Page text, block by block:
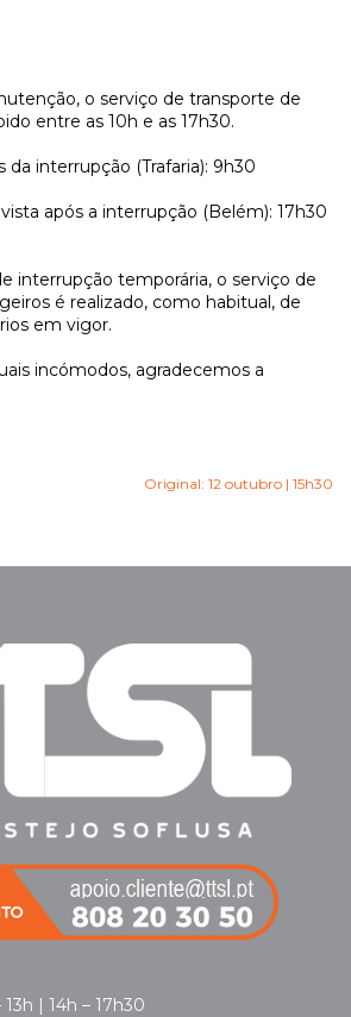
o serviço de transporte de
entre as 10h e as 17h30.
da interrupção (Trafaria): 9h30
após a interrupção (Belém): 17h30
interrupção temporária, o serviço de
é realizado, como habitual, de
em vigor.
incómodos, agradecemos a
Original: 12 outubro | 15h30
| 14h – 17h30